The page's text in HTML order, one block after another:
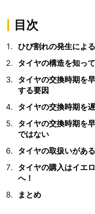
目次
ひび割れの発生によ
タイヤの構造を知っ
タイヤの交換時期を
する要因
タイヤの交換時期を
タイヤの交換時期を
ではない
タイヤの取扱いがあ
タイヤの購入はイエ
へ！
まとめ